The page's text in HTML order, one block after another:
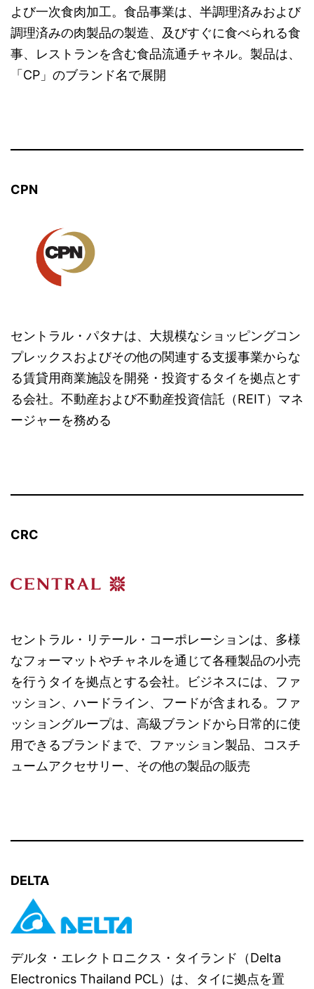
よび一次食肉加工。食品事業は、半調理済みおよび
調理済みの肉製品の製造、及びすぐに食べられる食
事、レストランを含む食品流通チャネル。製品は、
「CP」のブランド名で展開
CPN
セントラル・パタナは、大規模なショッピングコン
プレックスおよびその他の関連する支援事業からな
る賃貸用商業施設を開発・投資するタイを拠点とす
る会社。不動産および不動産投資信託（REIT）マネ
ージャーを務める
CRC
セントラル・リテール・コーポレーションは、多様
なフォーマットやチャネルを通じて各種製品の小売
を行うタイを拠点とする会社。ビジネスには、ファ
ッション、ハードライン、フードが含まれる。ファ
ッショングループは、高級ブランドから日常的に使
用できるブランドまで、ファッション製品、コスチ
ュームアクセサリー、その他の製品の販売
DELTA
デルタ・エレクトロニクス・タイランド（Delta
Electronics Thailand PCL）は、タイに拠点を置